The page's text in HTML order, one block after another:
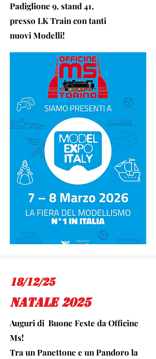
Padiglione 9, stand 41,
presso LK Traincon tanti
nuovi Modelli!
18/12/25
natale 2025
Auguri di Buone Feste da Officine
Ms!
Tra un Panettone e un Pandoro la